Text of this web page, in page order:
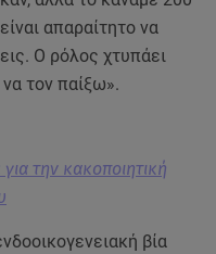
απαραίτητο να
Ο ρόλος χτυπάει
τον παίξω».
την κακοποιητική
βία